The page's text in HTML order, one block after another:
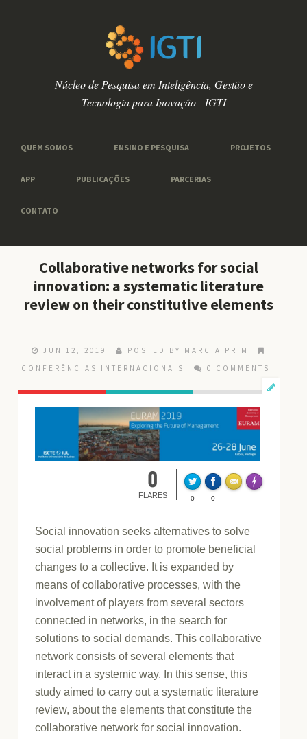
Núcleo de Pesquisa em Inteligência, Gestão e
Tecnologia para Inovação - IGTI
QUEM SOMOS ENSINO E PESQUISA PROJETOS
APP PUBLICAÇÕES PARCERIAS
CONTATO
Collaborative networks for social
innovation: a systematic literature
review on their constitutive elements
JUN 12, 2019
POSTED BY MARCIA PRIM
CONFERÊNCIAS INTERNACIONAIS
0 COMMENTS
0
FLARES 0 0 --
Made with
Social innovation seeks alternatives to solve
social problems in order to promote beneficial
changes to a collective. It is expanded by
means of collaborative processes, with the
involvement of players from several sectors
connected in networks, in the search for
solutions to social demands. This collaborative
network consists of several elements that
interact in a systemic way. In this sense, this
study aimed to carry out a systematic literature
review, about the elements that constitute the
collaborative network for social innovation.